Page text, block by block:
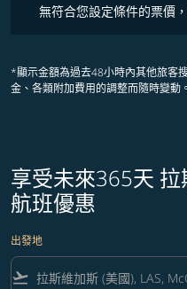
無符合您設定條件的票價
*顯示金額為過去48小時內其他旅客
金、各類附加費用的調整而隨時變動。
享受未來365天
航班優惠
出發地
flight_takeoff